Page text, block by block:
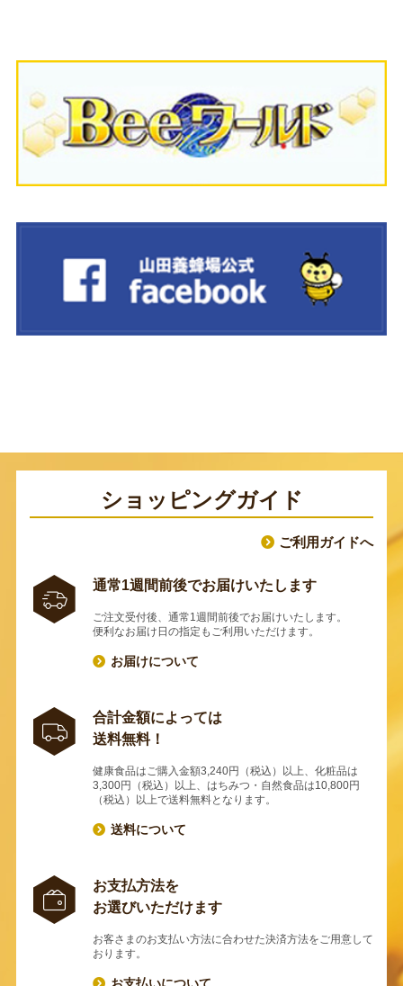
ショッピングガイド
ご利用ガイドへ
通常1週間前後でお届けいたします
ご注文受付後、通常1週間前後でお届けいたします。
便利なお届け日の指定もご利用いただけます。
お届けについて
合計金額によっては
送料無料！
健康食品はご購入金額3,240円（税込）以上、化粧品は
3,300円（税込）以上、はちみつ・自然食品は10,800円
（税込）以上で送料無料となります。
送料について
お支払方法を
お選びいただけます
お客さまのお支払い方法に合わせた決済方法をご用意して
おります。
お支払いについて